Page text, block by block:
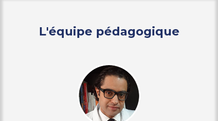
L'équipe pédagogique